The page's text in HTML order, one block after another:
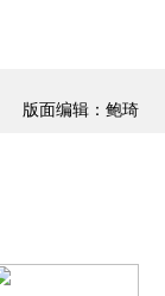
版面编辑：鲍琦